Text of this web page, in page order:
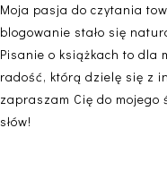
Moja pasja do czytania
blogowanie stało się
Pisanie o książkach to dla
radość, którą dzielę się z
zapraszam Cię do
słów!